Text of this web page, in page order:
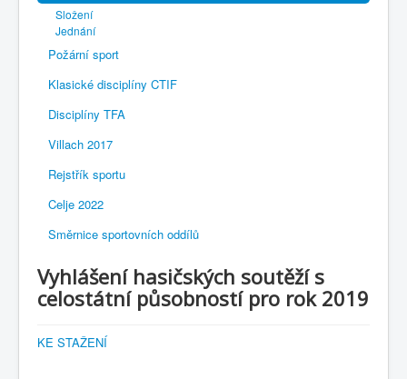
Složení
Jednání
Požární sport
Klasické disciplíny CTIF
Disciplíny TFA
Villach 2017
Rejstřík sportu
Celje 2022
Směrnice sportovních oddílů
Vyhlášení hasičských soutěží s
celostátní působností pro rok 2019
KE STAŽENÍ